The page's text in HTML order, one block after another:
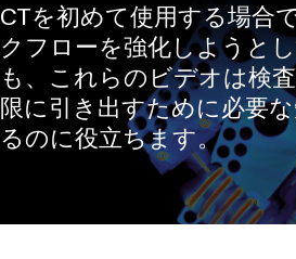
CTを初めて使用する場合
クフローを強化しようと
も、これらのビデオは検
限に引き出すために必要
るのに役立ちます。